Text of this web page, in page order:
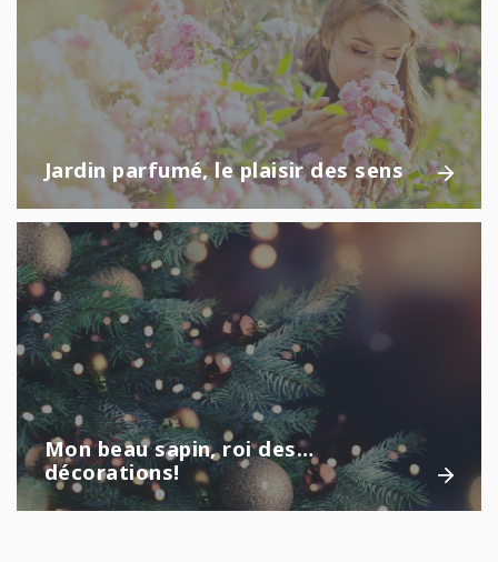
Jardin parfumé, le plaisir des sens
Mon beau sapin, roi des…
décorations!